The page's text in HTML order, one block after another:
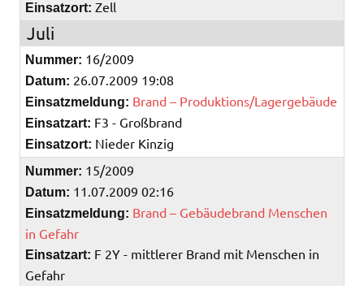
Einsatzort: Zell
Juli
Nummer: 16/2009
Datum: 26.07.2009 19:08
Einsatzmeldung: Brand – Produktions/Lagergebäude
Einsatzart: F3 - Großbrand
Einsatzort: Nieder Kinzig
Nummer: 15/2009
Datum: 11.07.2009 02:16
Einsatzmeldung: Brand – Gebäudebrand Menschen
in Gefahr
Einsatzart: F 2Y - mittlerer Brand mit Menschen in
Gefahr